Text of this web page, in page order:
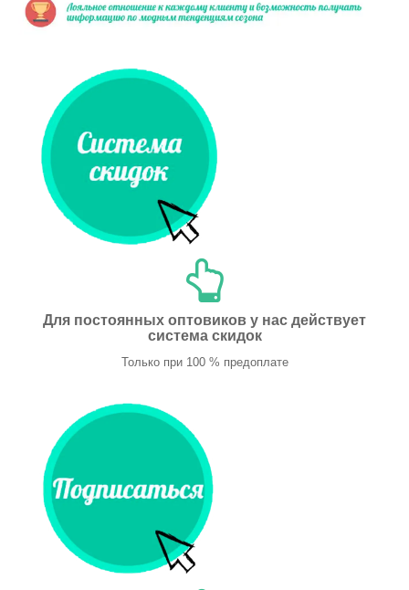
Для постоянных оптовиков у нас действует
система скидок
Только при 100 % предоплате